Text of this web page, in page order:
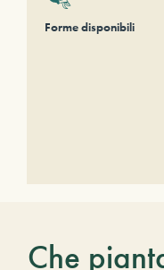
Forme disponibili
Che